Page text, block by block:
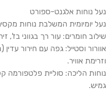
נעל נוחות אלגנט-ספורט
נעל יומיומית המשלבת נוחות
שילוב חומרים: עור רך בגווני בז',
וזרימת אוויר.
נוחות הליכה: סוליית פלטפורמה
גמיש.